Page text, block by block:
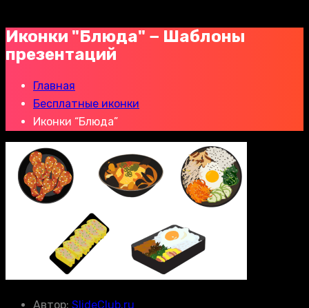
Иконки "Блюда" − Шаблоны
презентаций
Главная
Бесплатные иконки
Иконки “Блюда”
Автор: SlideClub.ru